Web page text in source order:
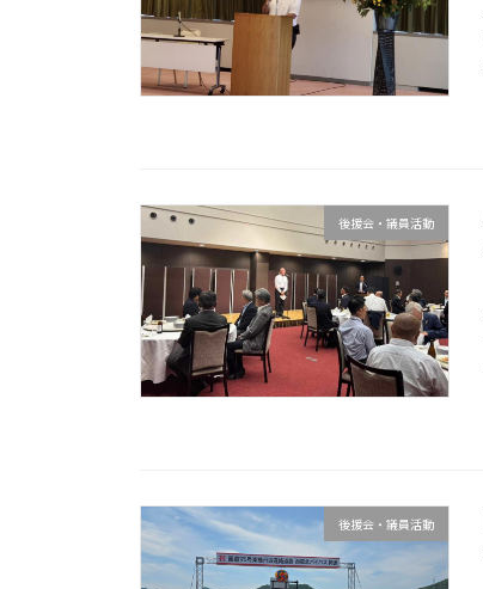
後援会・議員活動
後援会・議員活動